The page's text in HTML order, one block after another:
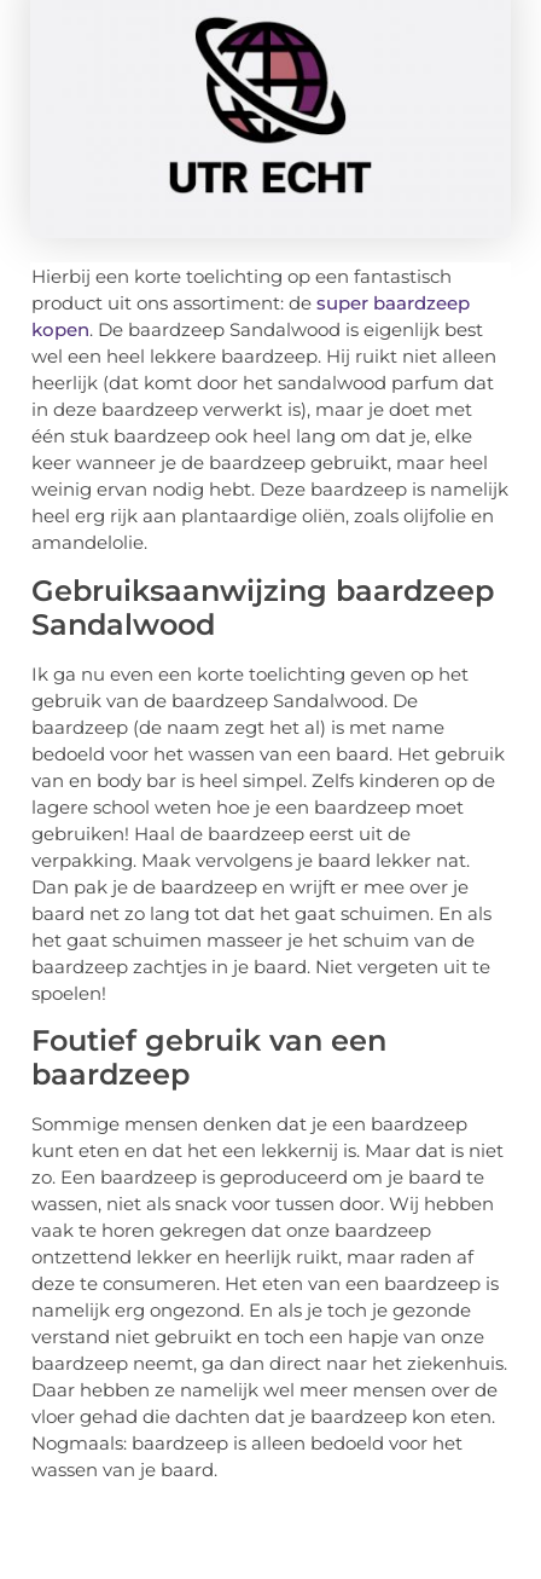
Hierbij een korte toelichting op een fantastisch
product uit ons assortiment: de super baardzeep
kopen. De baardzeep Sandalwood is eigenlijk best
wel een heel lekkere baardzeep. Hij ruikt niet alleen
heerlijk (dat komt door het sandalwood parfum dat
in deze baardzeep verwerkt is), maar je doet met
één stuk baardzeep ook heel lang om dat je, elke
keer wanneer je de baardzeep gebruikt, maar heel
weinig ervan nodig hebt. Deze baardzeep is namelijk
heel erg rijk aan plantaardige oliën, zoals olijfolie en
amandelolie.
Gebruiksaanwijzing baardzeep
Sandalwood
Ik ga nu even een korte toelichting geven op het
gebruik van de baardzeep Sandalwood. De
baardzeep (de naam zegt het al) is met name
bedoeld voor het wassen van een baard. Het gebruik
van en body bar is heel simpel. Zelfs kinderen op de
lagere school weten hoe je een baardzeep moet
gebruiken! Haal de baardzeep eerst uit de
verpakking. Maak vervolgens je baard lekker nat.
Dan pak je de baardzeep en wrijft er mee over je
baard net zo lang tot dat het gaat schuimen. En als
het gaat schuimen masseer je het schuim van de
baardzeep zachtjes in je baard. Niet vergeten uit te
spoelen!
Foutief gebruik van een
baardzeep
Sommige mensen denken dat je een baardzeep
kunt eten en dat het een lekkernij is. Maar dat is niet
zo. Een baardzeep is geproduceerd om je baard te
wassen, niet als snack voor tussen door. Wij hebben
vaak te horen gekregen dat onze baardzeep
ontzettend lekker en heerlijk ruikt, maar raden af
deze te consumeren. Het eten van een baardzeep is
namelijk erg ongezond. En als je toch je gezonde
verstand niet gebruikt en toch een hapje van onze
baardzeep neemt, ga dan direct naar het ziekenhuis.
Daar hebben ze namelijk wel meer mensen over de
vloer gehad die dachten dat je baardzeep kon eten.
Nogmaals: baardzeep is alleen bedoeld voor het
wassen van je baard.